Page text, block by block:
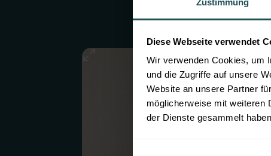
Zustimmung
Diese Webseite verwendet
Wir verwenden Cookies, um
und die Zugriffe auf unsere
Website an unsere Partner
möglicherweise mit weiteren
der Dienste gesammelt